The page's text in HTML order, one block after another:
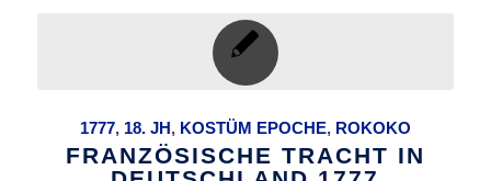
1777, 18. JH, KOSTÜM EPOCHE, ROKOKO
FRANZÖSISCHE TRACHT IN